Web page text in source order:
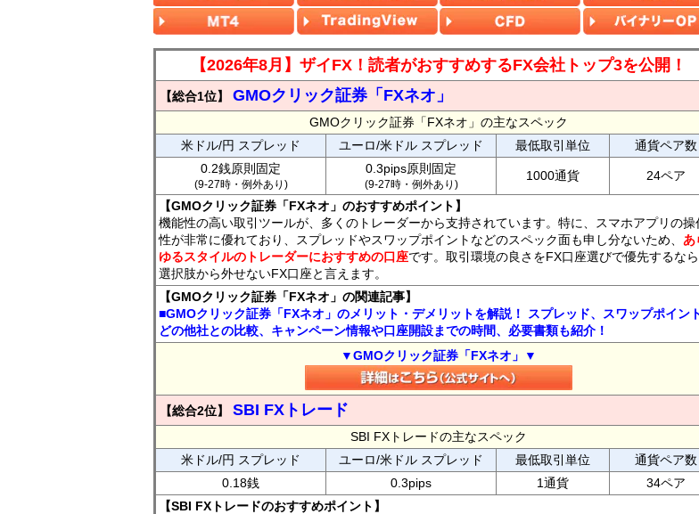
【2026年8月】ザイFX！読者がおすすめするFX会社トップ3を公開！
【総合1位】 GMOクリック証券「FXネオ」
GMOクリック証券「FXネオ」の主なスペック
米ドル/円 スプレッド
ユーロ/米ドル スプレッド 最低取引単位
通貨ペア数
0.2銭原則固定
(9-27時・例外あり)
0.3pips原則固定
(9-27時・例外あり)
1000通貨 24ペア
【GMOクリック証券「FXネオ」のおすすめポイント】
機能性の高い取引ツールが、多くのトレーダーから支持されています。特に、スマホアプリの操
性が非常に優れており、スプレッドやスワップポイントなどのスペック面も申し分ないため、 あ
ゆるスタイルのトレーダーにおすすめの口座です。取引環境の良さをFX口座選びで優先するなら
選択肢から外せないFX口座と言えます。
【GMOクリック証券「FXネオ」の関連記事】
■GMOクリック証券「FXネオ」のメリット・デメリットを解説！ スプレッド、スワップポイン
どの他社との比較、キャンペーン情報や口座開設までの時間、必要書類も紹介！
▼GMOクリック証券「FXネオ」▼
【総合2位】 SBI FXトレード
SBI FXトレードの主なスペック
米ドル/円 スプレッド
ユーロ/米ドル スプレッド 最低取引単位
通貨ペア数
0.18銭
0.3pips 1通貨
34ペア
【SBI FXトレードのおすすめポイント】